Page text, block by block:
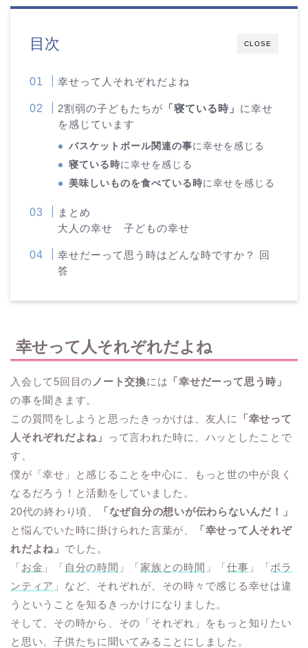
CLOSE
目次
幸せって人それぞれだよね
2割弱の子どもたちが 「寝ている時」 に幸せ
を感じています
バスケットボール関連の事に幸せを感じる
寝ている時に幸せを感じる
美味しいものを食べている時に幸せを感じる
まとめ
大人の幸せ 子どもの幸せ
幸せだーって思う時はどんな時ですか？ 回
答
幸せって人それぞれだよね
入会して5回目の ノート交換には 「幸せだーって思う時」
の事を聞きます。
この質問をしようと思ったきっかけは、友人に
「幸せって
人それぞれだよね」
って言われた時に、ハッとしたことで
す。
僕が「幸せ」と感じることを中心に、もっと世の中が良く
なるだろう！と活動をしていました。
20代の終わり頃、
「なぜ自分の想いが伝わらないんだ！」
と悩んでいた時に掛けられた言葉が、
「幸せって人それぞ
れだよね」 でした。
「お金 」「 自分の時間 」「家族との時間 」「仕事 」「ボラ
ンティア 」など、それぞれが、その時々で感じる幸せは違
うということを知るきっかけになりました。
そして、その時から、その「それぞれ」をもっと知りたい
と思い、子供たちに聞いてみることにしました。